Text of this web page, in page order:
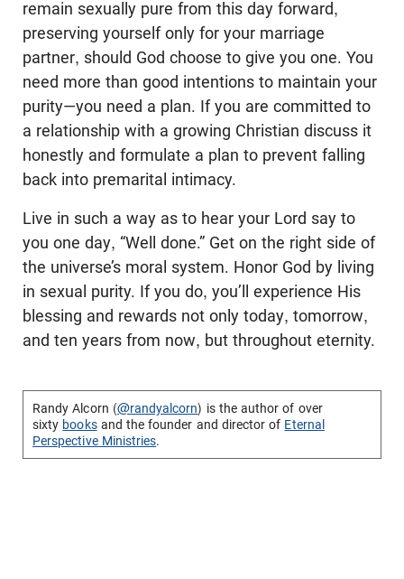
remain sexually pure from this day forward,
preserving yourself only for your marriage
partner, should God choose to give you one. You
need more than good intentions to maintain your
purity—you need a plan. If you are committed to
a relationship with a growing Christian discuss it
honestly and formulate a plan to prevent falling
back into premarital intimacy.
Live in such a way as to hear your Lord say to
you one day, “Well done.” Get on the right side of
the universe’s moral system. Honor God by living
in sexual purity. If you do, you’ll experience His
blessing and rewards not only today, tomorrow,
and ten years from now, but throughout eternity.
Randy Alcorn (@randyalcorn) is the author of over
sixty booksand the founder and director of Eternal
Perspective Ministries.